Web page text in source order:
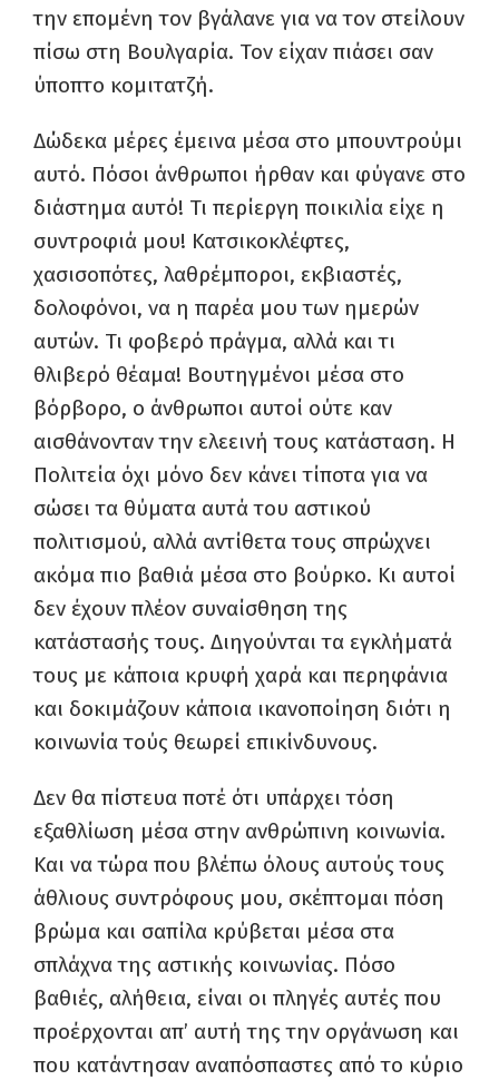
την επομένη τον βγάλανε για να τον στείλουν
πίσω στη Βουλγαρία. Τον είχαν πιάσει σαν
ύποπτο κομιτατζή.
Δώδεκα μέρες έμεινα μέσα στο μπουντρούμι
αυτό. Πόσοι άνθρωποι ήρθαν και φύγανε στο
διάστημα αυτό! Τι περίεργη ποικιλία είχε η
συντροφιά μου! Κατσικοκλέφτες,
χασισοπότες, λαθρέμποροι, εκβιαστές,
δολοφόνοι, να η παρέα μου των ημερών
αυτών. Τι φοβερό πράγμα, αλλά και τι
θλιβερό θέαμα! Βουτηγμένοι μέσα στο
βόρβορο, ο άνθρωποι αυτοί ούτε καν
αισθάνονταν την ελεεινή τους κατάσταση. Η
Πολιτεία όχι μόνο δεν κάνει τίποτα για να
σώσει τα θύματα αυτά του αστικού
πολιτισμού, αλλά αντίθετα τους σπρώχνει
ακόμα πιο βαθιά μέσα στο βούρκο. Κι αυτοί
δεν έχουν πλέον συναίσθηση της
κατάστασής τους. Διηγούνται τα εγκλήματά
τους με κάποια κρυφή χαρά και περηφάνια
και δοκιμάζουν κάποια ικανοποίηση διότι η
κοινωνία τούς θεωρεί επικίνδυνους.
Δεν θα πίστευα ποτέ ότι υπάρχει τόση
εξαθλίωση μέσα στην ανθρώπινη κοινωνία.
Και να τώρα που βλέπω όλους αυτούς τους
άθλιους συντρόφους μου, σκέπτομαι πόση
βρώμα και σαπίλα κρύβεται μέσα στα
σπλάχνα της αστικής κοινωνίας. Πόσο
βαθιές, αλήθεια, είναι οι πληγές αυτές που
προέρχονται απ’ αυτή της την οργάνωση και
που κατάντησαν αναπόσπαστες από το κύριο